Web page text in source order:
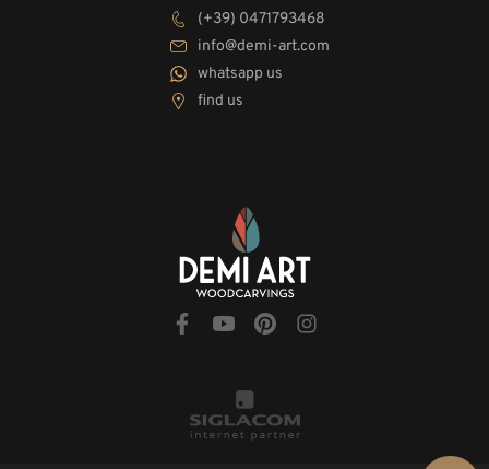
(+39) 0471793468
info@demi-art.com
whatsapp us
find us